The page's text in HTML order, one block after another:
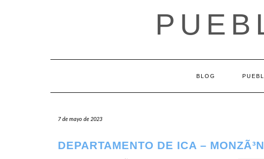
BLOG
7 de mayo de 2023
DEPARTAMENTO DE ICA –